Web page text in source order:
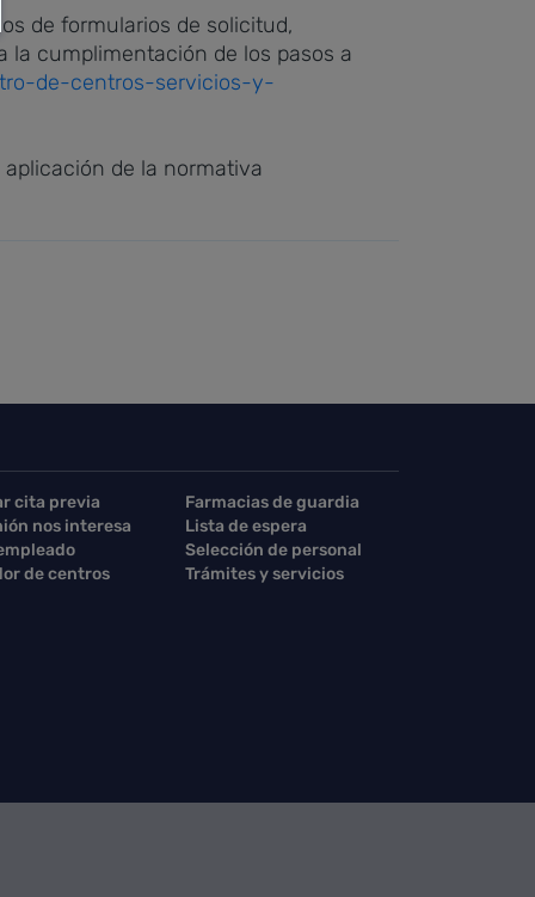
de formularios de solicitud,
la cumplimentación de los pasos a
de-centros-servicios-y-
de la normativa
cita previa
Farmacias de guardia
nos interesa
Lista de espera
Selección de personal
de centros Trámites y servicios